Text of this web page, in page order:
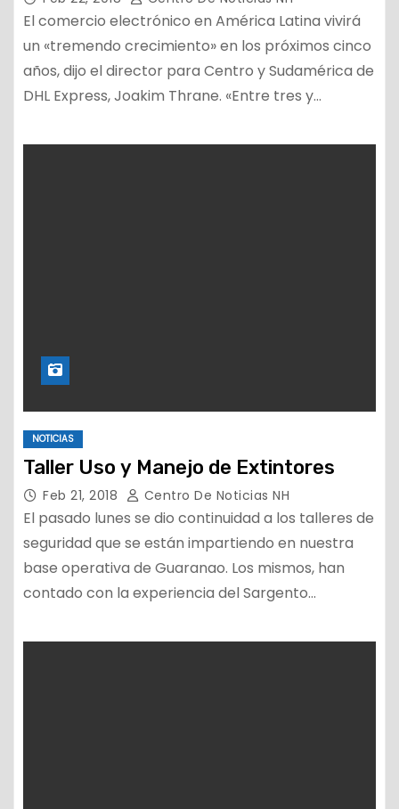
El comercio electrónico en América Latina vivirá
un «tremendo crecimiento» en los próximos cinco
años, dijo el director para Centro y Sudamérica de
DHL Express, Joakim Thrane. «Entre tres y…
NOTICIAS
Taller Uso y Manejo de Extintores
Feb 21, 2018 Centro De Noticias NH
El pasado lunes se dio continuidad a los talleres de
seguridad que se están impartiendo en nuestra
base operativa de Guaranao. Los mismos, han
contado con la experiencia del Sargento…